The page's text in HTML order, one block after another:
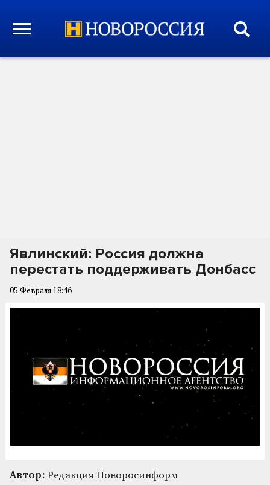
Явлинский: Россия должна
перестать поддерживать Донбасс
05 Февраля 18:46
Автор: Редакция Новоросинформ